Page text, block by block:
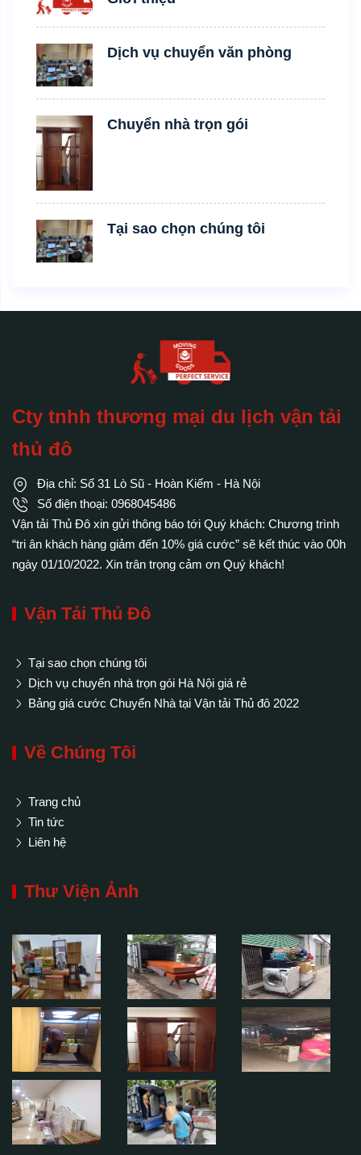
Dịch vụ chuyển văn phòng
Chuyển nhà trọn gói
Tại sao chọn chúng tôi
Cty tnhh thương mại du lịch vận tải
thủ đô
Địa chỉ: Số 31 Lò Sũ - Hoàn Kiếm - Hà Nội
Số điện thoại: 0968045486
Vận tải Thủ Đô xin gửi thông báo tới Quý khách: Chương trình
“tri ân khách hàng giảm đến 10% giá cước” sẽ kết thúc vào 00h
ngày 01/10/2022. Xin trân trọng cảm ơn Quý khách!
Vận Tải Thủ Đô
Tại sao chọn chúng tôi
Dịch vụ chuyển nhà trọn gói Hà Nội giá rẻ
Bảng giá cước Chuyển Nhà tại Vận tải Thủ đô 2022
Về Chúng Tôi
Trang chủ
Tin tức
Liên hệ
Thư Viện Ảnh